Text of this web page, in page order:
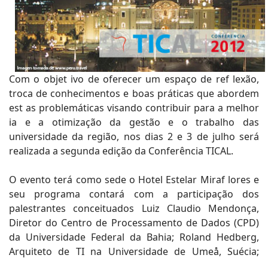
Com o objet ivo de oferecer um espaço de ref lexão,
troca de conhecimentos e boas práticas que abordem
est as problemáticas visando contribuir para a melhor
ia e a otimização da gestão e o trabalho das
universidade da região, nos dias 2 e 3 de julho será
realizada a segunda edição da Conferência TICAL.
O evento terá como sede o Hotel Estelar Miraf lores e
seu programa contará com a participação dos
palestrantes conceituados Luiz Claudio Mendonça,
Diretor do Centro de Processamento de Dados (CPD)
da Universidade Federal da Bahia; Roland Hedberg,
Arquiteto de TI na Universidade de Umeå, Suécia;